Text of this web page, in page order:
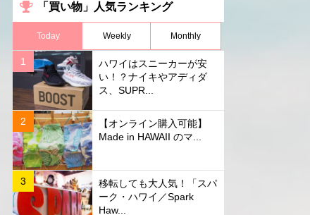
ー
「買い物」人気ランキング
Today Weekly Monthly
ハワイはスニーカーが安
い！？ナイキやアディダ
ス、SUPR...
【オンライン購入可能】
Made in HAWAII のマ...
移転しても大人気！「スパ
ーク・ハワイ／Spark
Haw...